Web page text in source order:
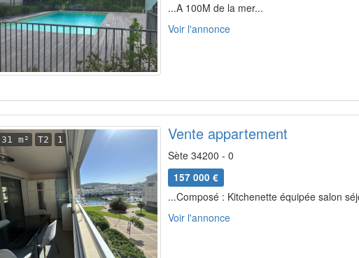
...A 100M de la mer...
Voir l'annonce
31 m² T2 1 Vente appartement
Sète 34200 - 0
157 000 €
...Composé : Kitchenette équipée salon
Voir l'annonce